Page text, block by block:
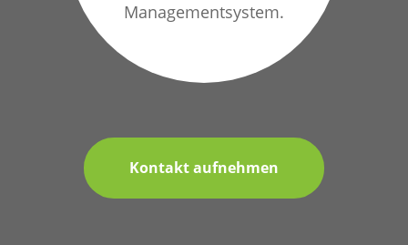
Managementsystem.
Kontakt aufnehmen